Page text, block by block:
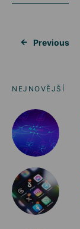
Previous
NEJNOVĚJŠÍ